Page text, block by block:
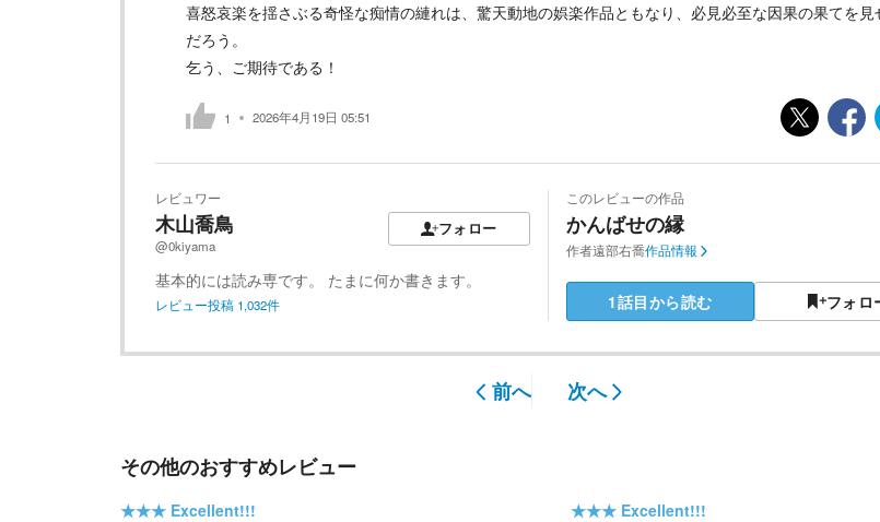
喜怒哀楽を揺さぶる奇怪な痴情の縺れは、驚天動地の娯楽作品ともなり、必見必至な因果の果てを見
だろう。
乞う、ご期待である！
1 2026年4月19日 05:51
レビュワー
木山喬鳥
@0kiyama
フォロー
基本的には読み専です。 たまに何か書きます。
レビュー投稿 1,032件
このレビューの作品
かんばせの縁
作者遠部右喬作品情報
1話目から読む フォロ
前へ 次へ
その他のおすすめレビュー
★★★ Excellent!!!
★★★ Excellent!!!